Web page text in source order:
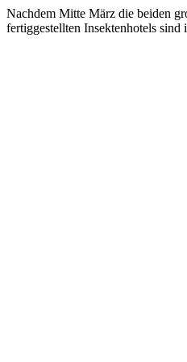
Nachdem Mitte März die beiden
fertiggestellten Insektenhotels sind